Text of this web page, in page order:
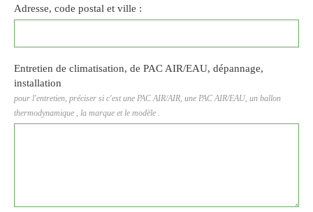
Adresse, code postal et ville :
Entretien de climatisation, de PAC AIR/EAU, dépannage,
installation
pour l'entretien, préciser si c'est une PAC AIR/AIR, une PAC AIR/EAU, un ballon
thermodynamique , la marque et le modèle .